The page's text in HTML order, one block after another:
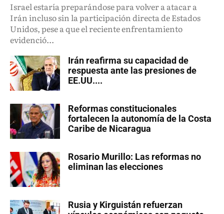
Israel estaría preparándose para volver a atacar a
Irán incluso sin la participación directa de Estados
Unidos, pese a que el reciente enfrentamiento
evidenció...
Irán reafirma su capacidad de
respuesta ante las presiones de
EE.UU....
Reformas constitucionales
fortalecen la autonomía de la Costa
Caribe de Nicaragua
Rosario Murillo: Las reformas no
eliminan las elecciones
Rusia y Kirguistán refuerzan